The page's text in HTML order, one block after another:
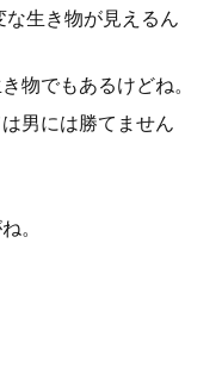
生き物が見えるん
物でもあるけどね。
男には勝てません
。